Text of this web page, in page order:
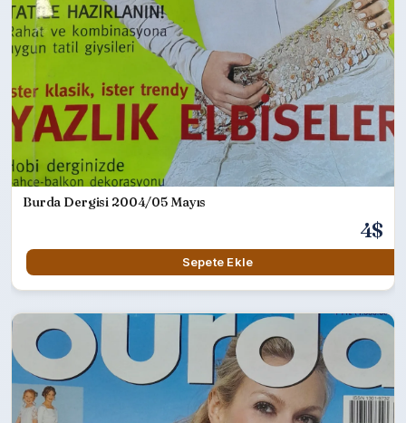
Burda Dergisi 2004/05 Mayıs
4$
Sepete Ekle